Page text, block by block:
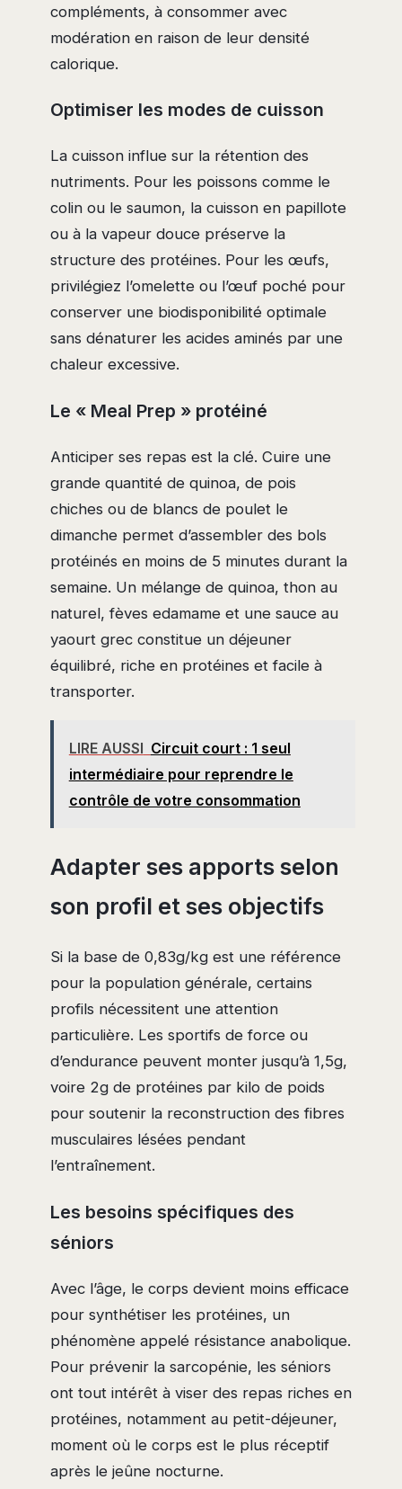
compléments, à consommer avec
modération en raison de leur densité
calorique.
Optimiser les modes de cuisson
La cuisson influe sur la rétention des
nutriments. Pour les poissons comme le
colin ou le saumon, la cuisson en papillote
ou à la vapeur douce préserve la
structure des protéines. Pour les œufs,
privilégiez l’omelette ou l’œuf poché pour
conserver une biodisponibilité optimale
sans dénaturer les acides aminés par une
chaleur excessive.
Le « Meal Prep » protéiné
Anticiper ses repas est la clé. Cuire une
grande quantité de quinoa, de pois
chiches ou de blancs de poulet le
dimanche permet d’assembler des bols
protéinés en moins de 5 minutes durant la
semaine. Un mélange de quinoa, thon au
naturel, fèves edamame et une sauce au
yaourt grec constitue un déjeuner
équilibré, riche en protéines et facile à
transporter.
LIRE AUSSI Circuit court : 1 seul
intermédiaire pour reprendre le
contrôle de votre consommation
Adapter ses apports selon
son profil et ses objectifs
Si la base de 0,83g/kg est une référence
pour la population générale, certains
profils nécessitent une attention
particulière. Les sportifs de force ou
d’endurance peuvent monter jusqu’à 1,5g,
voire 2g de protéines par kilo de poids
pour soutenir la reconstruction des fibres
musculaires lésées pendant
l’entraînement.
Les besoins spécifiques des
séniors
Avec l’âge, le corps devient moins efficace
pour synthétiser les protéines, un
phénomène appelé résistance anabolique.
Pour prévenir la sarcopénie, les séniors
ont tout intérêt à viser des repas riches en
protéines, notamment au petit-déjeuner,
moment où le corps est le plus réceptif
après le jeûne nocturne.